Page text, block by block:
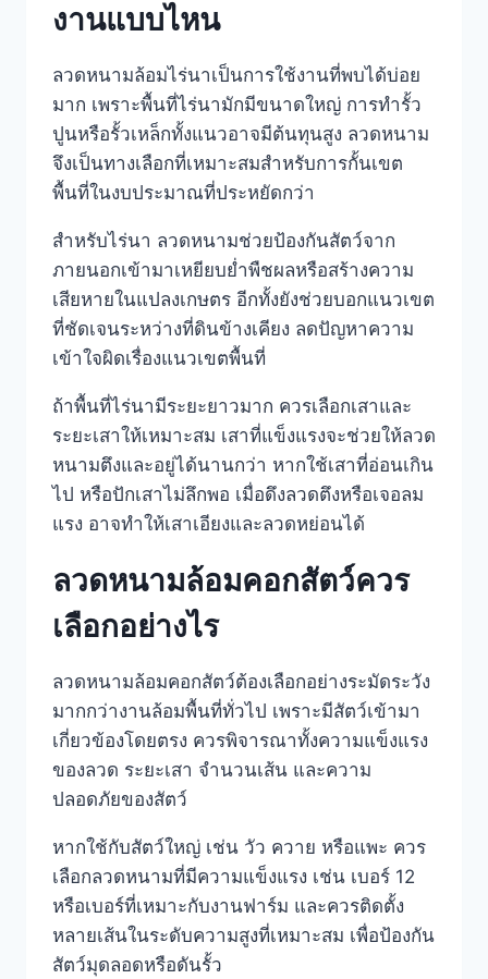
งานแบบไหน
ลวดหนามล้อมไร่นาเป็นการใช้งานที่พบได้บ่อย
มาก เพราะพื้นที่ไร่นามักมีขนาดใหญ่ การทำรั้ว
ปูนหรือรั้วเหล็กทั้งแนวอาจมีต้นทุนสูง ลวดหนาม
จึงเป็นทางเลือกที่เหมาะสมสำหรับการกั้นเขต
พื้นที่ในงบประมาณที่ประหยัดกว่า
สำหรับไร่นา ลวดหนามช่วยป้องกันสัตว์จาก
ภายนอกเข้ามาเหยียบย่ำพืชผลหรือสร้างความ
เสียหายในแปลงเกษตร อีกทั้งยังช่วยบอกแนวเขต
ที่ชัดเจนระหว่างที่ดินข้างเคียง ลดปัญหาความ
เข้าใจผิดเรื่องแนวเขตพื้นที่
ถ้าพื้นที่ไร่นามีระยะยาวมาก ควรเลือกเสาและ
ระยะเสาให้เหมาะสม เสาที่แข็งแรงจะช่วยให้ลวด
หนามตึงและอยู่ได้นานกว่า หากใช้เสาที่อ่อนเกิน
ไป หรือปักเสาไม่ลึกพอ เมื่อดึงลวดตึงหรือเจอลม
แรง อาจทำให้เสาเอียงและลวดหย่อนได้
ลวดหนามล้อมคอกสัตว์ควร
เลือกอย่างไร
ลวดหนามล้อมคอกสัตว์ต้องเลือกอย่างระมัดระวัง
มากกว่างานล้อมพื้นที่ทั่วไป เพราะมีสัตว์เข้ามา
เกี่ยวข้องโดยตรง ควรพิจารณาทั้งความแข็งแรง
ของลวด ระยะเสา จำนวนเส้น และความ
ปลอดภัยของสัตว์
หากใช้กับสัตว์ใหญ่ เช่น วัว ควาย หรือแพะ ควร
เลือกลวดหนามที่มีความแข็งแรง เช่น เบอร์ 12
หรือเบอร์ที่เหมาะกับงานฟาร์ม และควรติดตั้ง
หลายเส้นในระดับความสูงที่เหมาะสม เพื่อป้องกัน
สัตว์มุดลอดหรือดันรั้ว